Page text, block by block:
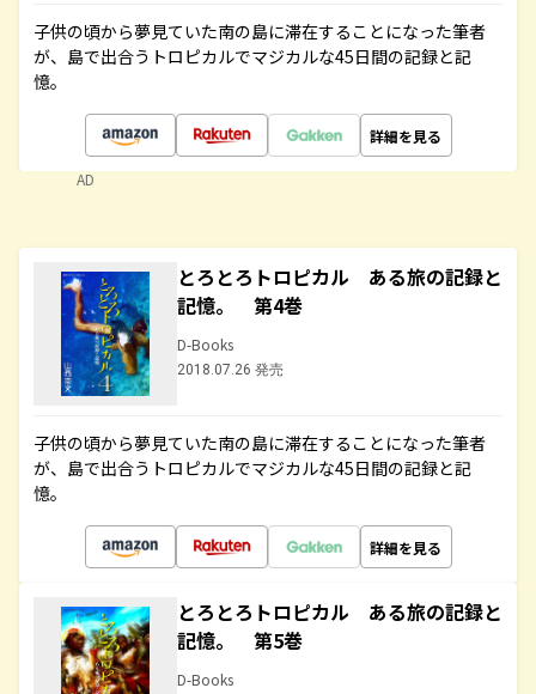
子供の頃から夢見ていた南の島に滞在することになった筆者
が、島で出合うトロピカルでマジカルな45日間の記録と記
憶。
詳細を見る
AD
とろとろトロピカル ある旅の記録と
記憶。 第4巻
D-Books
2018.07.26 発売
子供の頃から夢見ていた南の島に滞在することになった筆者
が、島で出合うトロピカルでマジカルな45日間の記録と記
憶。
詳細を見る
とろとろトロピカル ある旅の記録と
記憶。 第5巻
D-Books